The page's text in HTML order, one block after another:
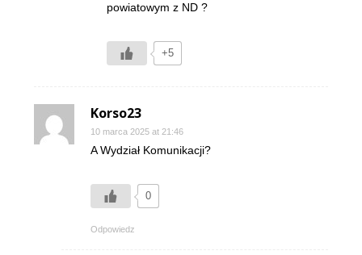
powiatowym z ND ?
+5
Korso23
10 marca 2025 at 21:46
A Wydział Komunikacji?
0
Odpowiedz